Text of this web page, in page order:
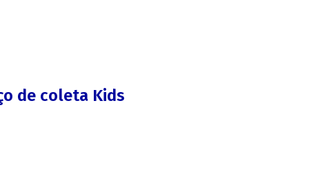
de coleta Kids